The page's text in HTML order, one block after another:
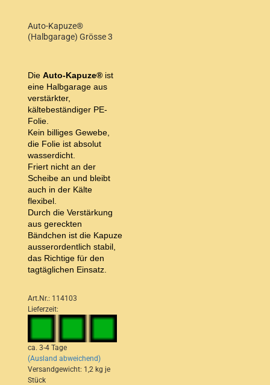
Auto-Kapuze®
(Halbgarage) Grösse 3
Die Auto-Kapuze® ist
eine Halbgarage aus
verstärkter,
kältebeständiger PE-
Folie.
Kein billiges Gewebe,
die Folie ist absolut
wasserdicht.
Friert nicht an der
Scheibe an und bleibt
auch in der Kälte
flexibel.
Durch die Verstärkung
aus gereckten
Bändchen ist die Kapuze
ausserordentlich stabil,
das Richtige für den
tagtäglichen Einsatz.
Art.Nr.: 114103
Lieferzeit:
ca. 3-4 Tage
(Ausland abweichend)
Versandgewicht: 1,2 kg je
Stück